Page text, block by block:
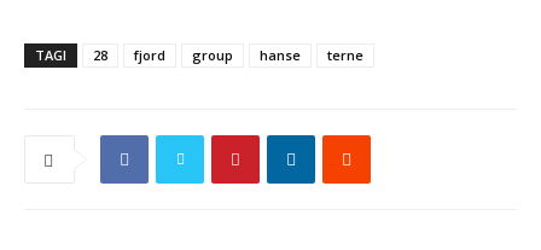
TAGI 28 fjord group hanse terne